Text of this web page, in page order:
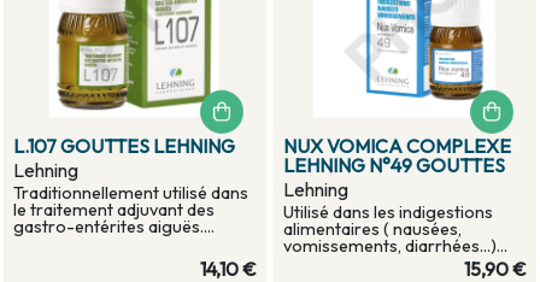
L.107 GOUTTES LEHNING
Lehning
Traditionnellement utilisé dans
le traitement adjuvant des
gastro-entérites aiguës....
14,10 €
NUX VOMICA COMPLEXE
LEHNING N°49 GOUTTES
Lehning
Utilisé dans les indigestions
alimentaires ( nausées,
vomissements, diarrhées...)...
15,90 €